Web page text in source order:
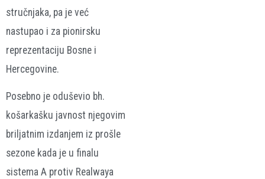
stručnjaka, pa je već
nastupao i za pionirsku
reprezentaciju Bosne i
Hercegovine.
Posebno je oduševio bh.
košarkašku javnost njegovim
briljatnim izdanjem iz prošle
sezone kada je u finalu
sistema A protiv Realwaya